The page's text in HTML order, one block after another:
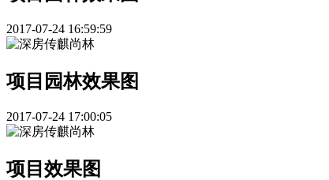
2017-07-24 16:59:59
项目园林效果图
2017-07-24 17:00:05
项目效果图